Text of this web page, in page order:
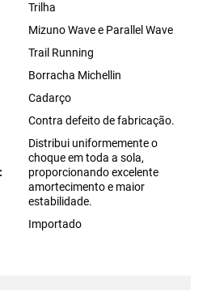
Trilha
Mizuno Wave e Parallel Wave
Trail Running
Borracha Michellin
Cadarço
Contra defeito de fabricação.
Distribui uniformemente o
choque em toda a sola,
proporcionando excelente
amortecimento e maior
estabilidade.
Importado